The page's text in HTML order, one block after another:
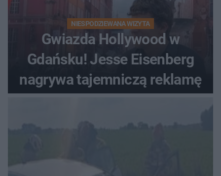
NIESPODZIEWANA WIZYTA
Gwiazda Hollywood w
Gdańsku! Jesse Eisenberg
nagrywa tajemniczą reklamę